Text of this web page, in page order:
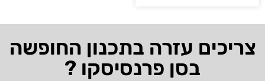
צריכים עזרה בתכנון החופשה
בסן פרנסיסקו ?